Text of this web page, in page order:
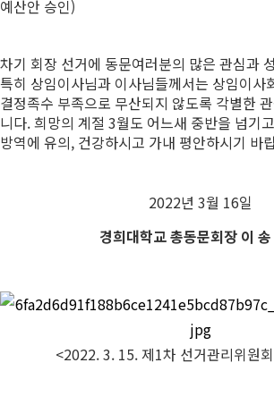
예산안 승인)
차기 회장 선거에 동문여러분의 많은 관심과
특히 상임이사님과 이사님들께서는 상임이사
결정족수 부족으로 무산되지 않도록 각별한
니다. 희망의 계절 3월도 어느새 중반을 넘기
방역에 유의, 건강하시고 가내 평안하시기 바
2022년 3월 16일
경희대학교 총동문회장 이
<2022. 3. 15. 제1차 선거관리위원